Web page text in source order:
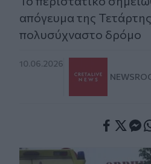
απόγευμα της
πολυσύχναστο δρόμο
10.06.2026